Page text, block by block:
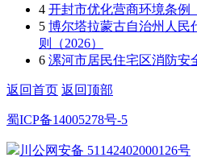
4 开封市优化营商环境条例
5 博尔塔拉蒙古自治州人民
则（2026）
6 漯河市居民住宅区消防安
返回首页 返回顶部
蜀ICP备14005278号-5
川公网安备 51142402000126号